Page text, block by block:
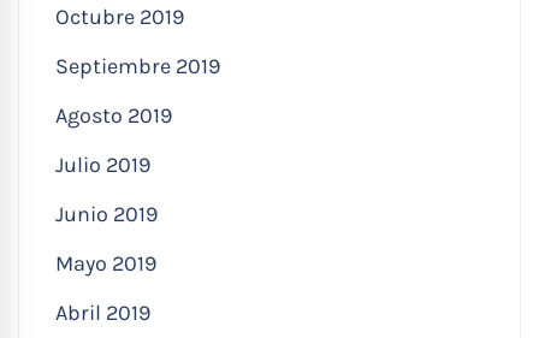
Octubre 2019
Septiembre 2019
Agosto 2019
Julio 2019
Junio 2019
Mayo 2019
Abril 2019